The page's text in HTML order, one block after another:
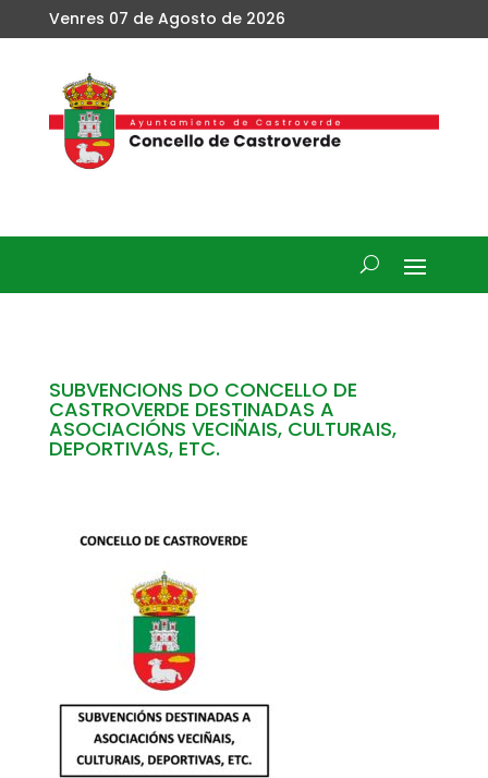
Venres 07 de Agosto de 2026
SUBVENCIONS DO CONCELLO DE
CASTROVERDE DESTINADAS A
ASOCIACIÓNS VECIÑAIS, CULTURAIS,
DEPORTIVAS, ETC.